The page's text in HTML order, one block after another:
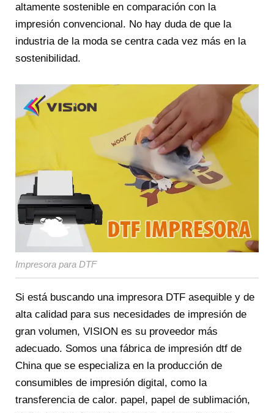
altamente sostenible en comparación con la
impresión convencional. No hay duda de que la
industria de la moda se centra cada vez más en la
sostenibilidad.
Impresora para DTF
Si está buscando una impresora DTF asequible y de
alta calidad para sus necesidades de impresión de
gran volumen, VISION es su proveedor más
adecuado. Somos una fábrica de impresión dtf de
China que se especializa en la producción de
consumibles de impresión digital, como la
transferencia de calor. papel, papel de sublimación,